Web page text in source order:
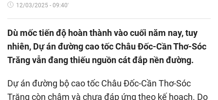
12/03/2025 - 09:40'
Dù mốc tiến độ hoàn thành vào cuối năm nay, tuy
nhiên, Dự án đường cao tốc Châu Đốc-Cần Thơ-Sóc
Trăng vẫn đang thiếu nguồn cát đắp nền đường.
Dự án đường bộ cao tốc Châu Đốc-Cần Thơ-Sóc
Trăng còn chậm và chưa đáp ứng theo kế hoạch. Do